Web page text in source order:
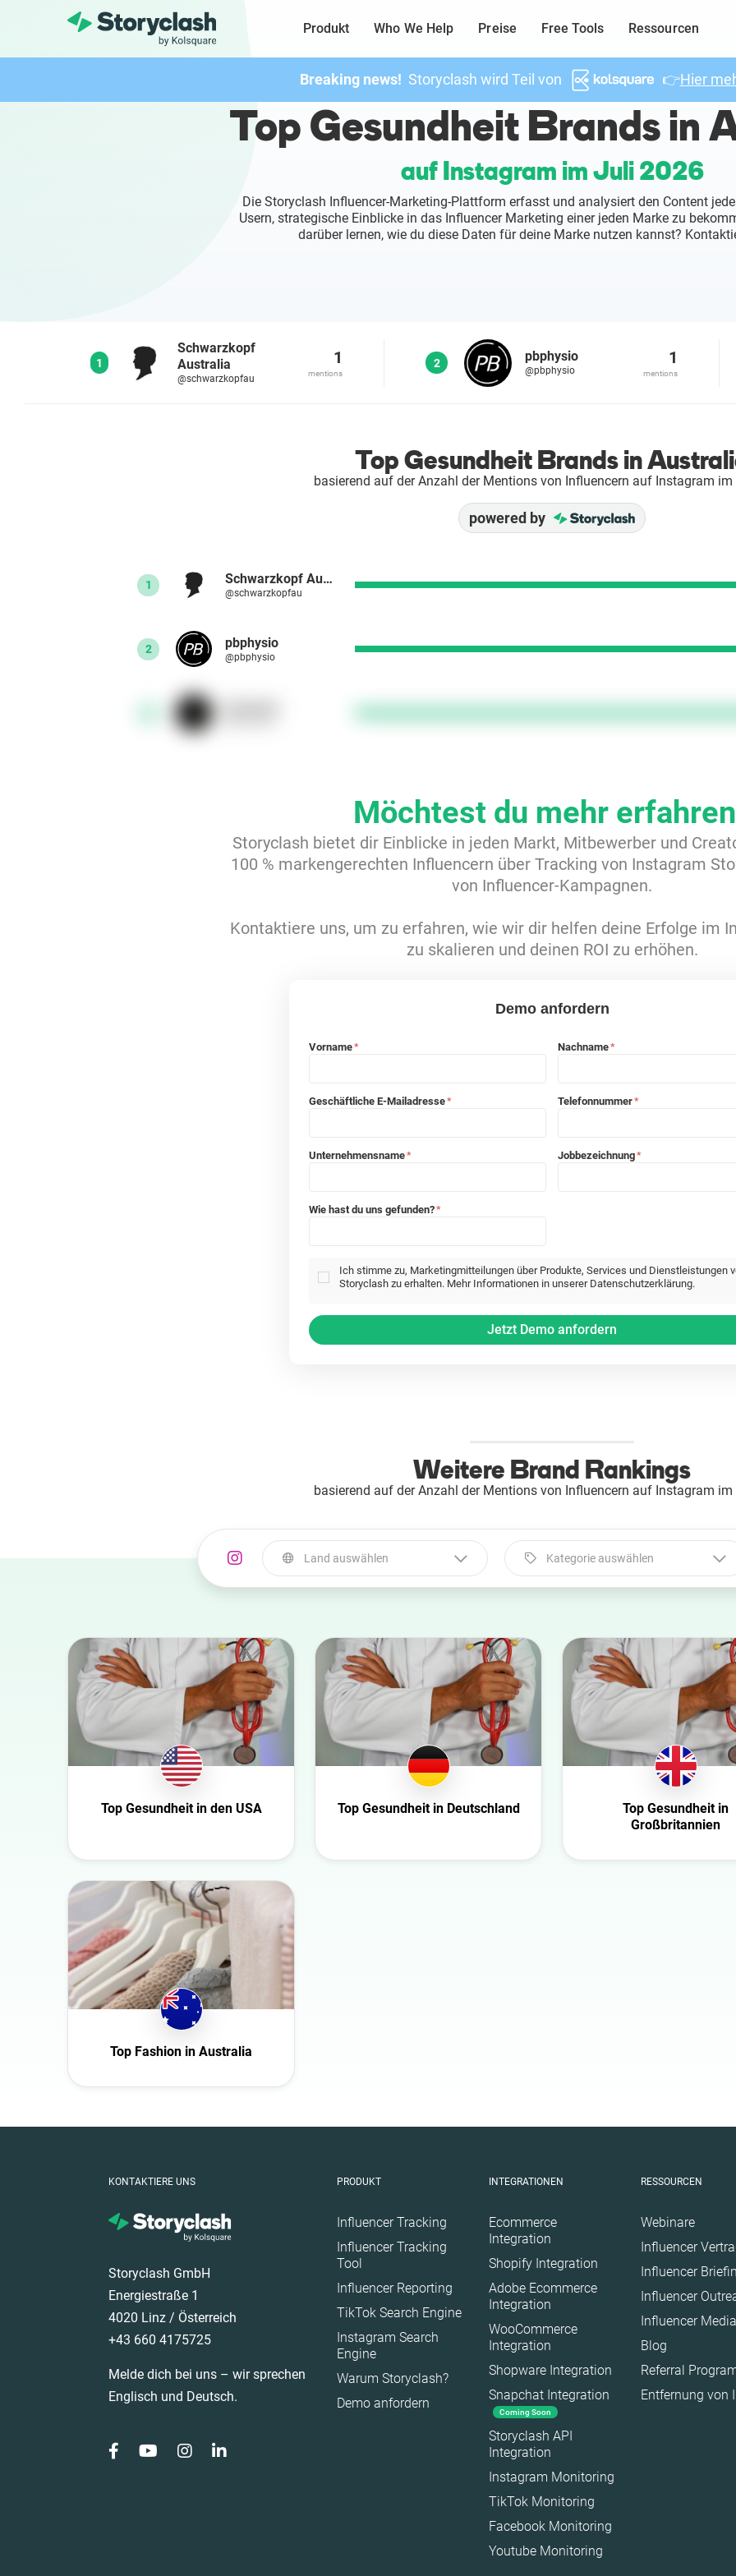
Produkt Who We Help Preise Free Tools Ressourcen
Breaking news! Storyclash wird Teil von 👉Hier
Top Gesundheit Brands in
auf Instagram im Juli 2026
Die Storyclash Influencer-Marketing-Plattform erfasst und analysiert den Content
Usern, strategische Einblicke in das Influencer Marketing einer jeden Marke zu
darüber lernen, wie du diese Daten für deine Marke nutzen kannst?
1
Schwarzkopf
Australia
@schwarzkopfau
1
mentions
2 pbphysio
@pbphysio
1
mentions
Top Gesundheit Brands in
basierend auf der Anzahl der Mentions von Influencern auf Instagram
powered by
1 Schwarzkopf Australia
@schwarzkopfau
2 pbphysio
@pbphysio
Möchtest du mehr
Storyclash bietet dir Einblicke in jeden Markt, Mitbewerber und
100 % markengerechten Influencern über Tracking von Instagram
von Influencer-Kampagnen.
Kontaktiere uns, um zu erfahren, wie wir dir helfen deine Erfolge im
zu skalieren und deinen ROI zu erhöhen.
Demo anfordern
Vorname* Nachname*
Geschäftliche E-Mailadresse* Telefonnummer*
Unternehmensname* Jobbezeichnung*
Wie hast du uns gefunden?*
Ich stimme zu, Marketingmitteilungen über Produkte, Services und Dienstleistungen
Storyclash zu erhalten. Mehr Informationen in unserer Datenschutzerklärung.
Weitere Brand Rankings
basierend auf der Anzahl der Mentions von Influencern auf Instagram
Land auswählen
Azerbaijan
Belgien
Bulgaria
Canada
Schweiz
Slowakei
Tschechische Republik
Deutschland
Ecuador
Finnland
Großbritannien
Italien
Kategorie auswählen
Beauty
Bildung
Entertainment
Ernährung
Finanzen
Gesundheit
Tiere
Top Gesundheit in den USA Top Gesundheit in Deutschland
Top Gesundheit in
Großbritannien
Top Fashion in Australia
KONTAKTIERE UNS
Storyclash GmbH
Energiestraße 1
4020 Linz / Österreich
+43 660 4175725
Melde dich bei uns – wir sprechen
Englisch und Deutsch.
PRODUKT
Influencer Tracking
Influencer Tracking
Tool
Influencer Reporting
TikTok Search Engine
Instagram Search
Engine
Warum Storyclash?
Demo anfordern
INTEGRATIONEN
Ecommerce
Integration
Shopify Integration
Adobe Ecommerce
Integration
WooCommerce
Integration
Shopware Integration
Snapchat Integration
Coming Soon
Storyclash API
Integration
Instagram Monitoring
TikTok Monitoring
Facebook Monitoring
Youtube Monitoring
RESSOURCEN
Webinare
Influencer
Influencer
Influencer
Influencer
Blog
Referral
Entfernung von